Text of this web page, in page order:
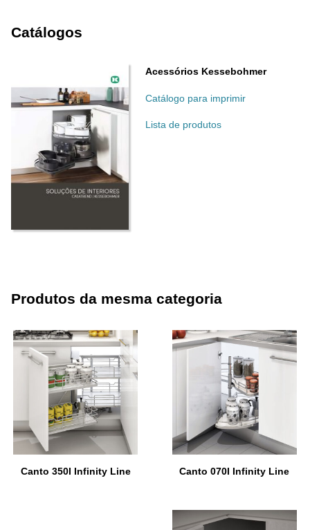
Catálogos
Acessórios Kessebohmer
Catálogo para imprimir
Lista de produtos
Produtos da mesma categoria
Canto 350I Infinity Line Canto 070I Infinity Line